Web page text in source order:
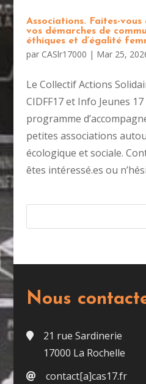
Associations. Faites-
vos démarches de
éthiques et d’égalité
par CASlr17000 | Mar 25,
Le Collectif Actions
CIDFF17 et Info Jeunes
programme
petites associations
écologique et sociale.
êtes intéressé.es ou
Nous
21 rue Sardinerie
17000 La Rochelle
contact[a]cas17.fr